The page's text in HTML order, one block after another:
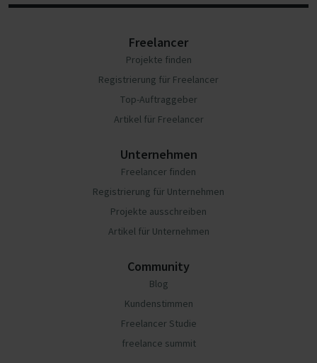
Freelancer
Projekte finden
Registrierung für Freelancer
Top-Auftraggeber
Artikel für Freelancer
Unternehmen
Freelancer finden
Registrierung für Unternehmen
Projekte ausschreiben
Artikel für Unternehmen
Community
Blog
Kundenstimmen
Freelancer Studie
freelance summit